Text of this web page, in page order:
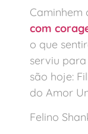
Caminhem
com
o que
serviu
são hoje:
do Amor
Felino